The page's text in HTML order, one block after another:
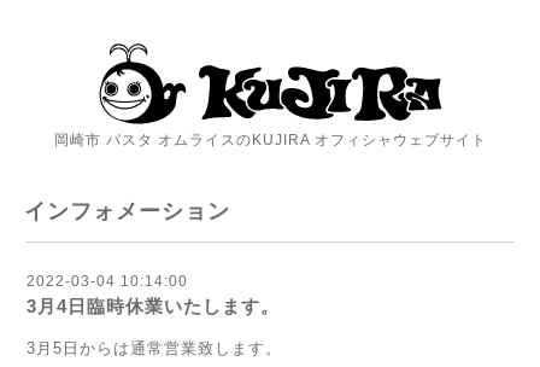
岡崎市 パスタ オムライスのKUJIRA オフィシャウェブサイト
インフォメーション
2022-03-04 10:14:00
3月4日臨時休業いたします。
3月5日からは通常営業致します。